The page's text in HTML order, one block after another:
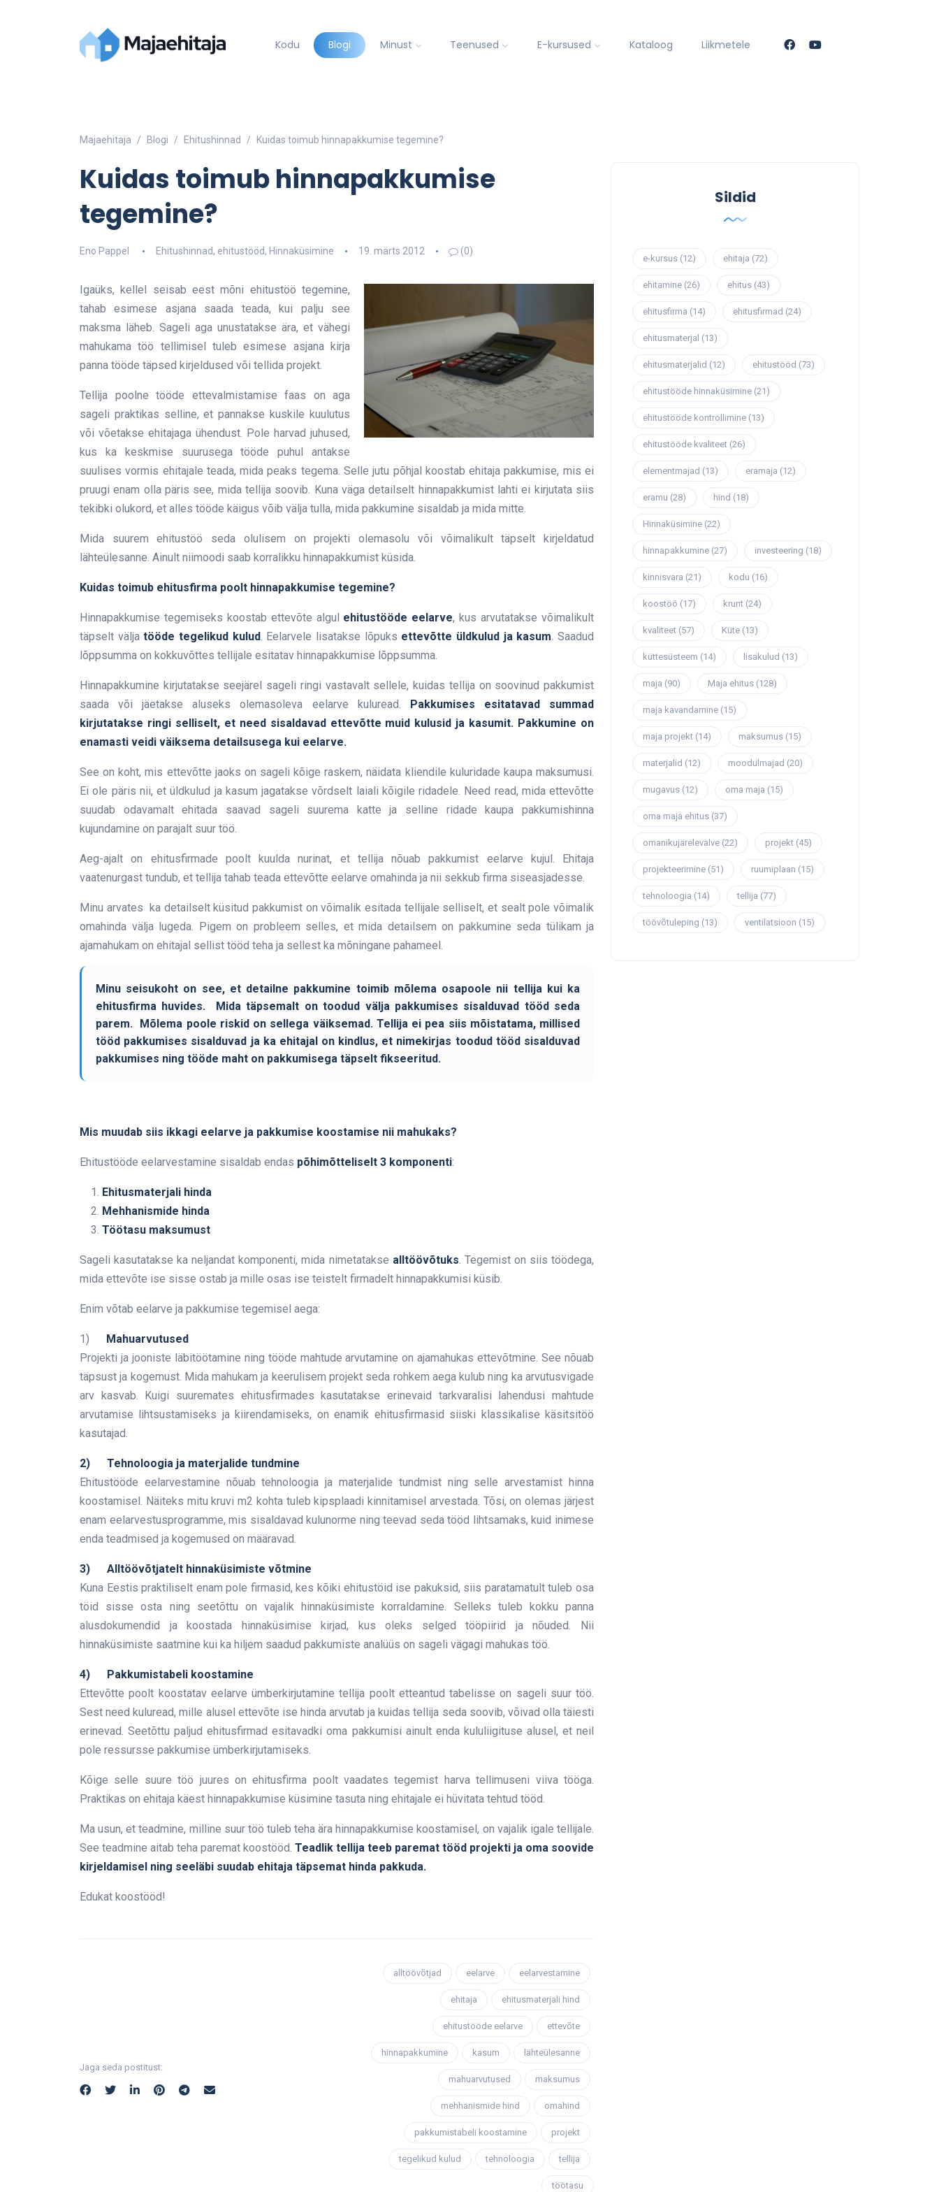
Kodu Blogi Minust Teenused E-kursused Kataloog Liikmetele
Majaehitaja Blogi Ehitushinnad Kuidas toimub hinnapakkumise tegemine?
Kuidas toimub hinnapakkumise
tegemine?
Eno Pappel Ehitushinnad, ehitustööd, Hinnaküsimine 19. märts 2012 (0)
Igaüks, kellel seisab eest mõni ehitustöö tegemine,
tahab esimese asjana saada teada, kui palju see
maksma läheb. Sageli aga unustatakse ära, et vähegi
mahukama töö tellimisel tuleb esimese asjana kirja
panna tööde täpsed kirjeldused või tellida projekt.
Tellija poolne tööde ettevalmistamise faas on aga
sageli praktikas selline, et pannakse kuskile kuulutus
või võetakse ehitajaga ühendust. Pole harvad juhused,
kus ka keskmise suurusega tööde puhul antakse
suulises vormis ehitajale teada, mida peaks tegema. Selle jutu põhjal koostab ehitaja pakkumise, mis ei
pruugi enam olla päris see, mida tellija soovib. Kuna väga detailselt hinnapakkumist lahti ei kirjutata siis
tekibki olukord, et alles tööde käigus võib välja tulla, mida pakkumine sisaldab ja mida mitte.
Mida suurem ehitustöö seda olulisem on projekti olemasolu või võimalikult täpselt kirjeldatud
lähteülesanne. Ainult niimoodi saab korralikku hinnapakkumist küsida.
Kuidas toimub ehitusfirma poolt hinnapakkumise tegemine?
Hinnapakkumise tegemiseks koostab ettevõte algul ehitustööde eelarve, kus arvutatakse võimalikult
täpselt väljatööde tegelikud kulud. Eelarvele lisatakse lõpuks ettevõtte üldkulud ja kasum. Saadud
lõppsumma on kokkuvõttes tellijale esitatav hinnapakkumise lõppsumma.
Hinnapakkumine kirjutatakse seejärel sageli ringi vastavalt sellele, kuidas tellija on soovinud pakkumist
saada või jäetakse aluseks olemasoleva eelarve kuluread.
Pakkumises esitatavad summad
kirjutatakse ringi selliselt, et need sisaldavad ettevõtte muid kulusid ja kasumit. Pakkumine on
enamasti veidi väiksema detailsusega kui eelarve.
See on koht, mis ettevõtte jaoks on sageli kõige raskem, näidata kliendile kuluridade kaupa maksumusi.
Ei ole päris nii, et üldkulud ja kasum jagatakse võrdselt laiali kõigile ridadele. Need read, mida ettevõtte
suudab odavamalt ehitada saavad sageli suurema katte ja selline ridade kaupa pakkumishinna
kujundamine on parajalt suur töö.
Aeg-ajalt on ehitusfirmade poolt kuulda nurinat, et tellija nõuab pakkumist eelarve kujul. Ehitaja
vaatenurgast tundub, et tellija tahab teada ettevõtte eelarve omahinda ja nii sekkub firma siseasjadesse.
Minu arvates ka detailselt küsitud pakkumist on võimalik esitada tellijale selliselt, et sealt pole võimalik
omahinda välja lugeda. Pigem on probleem selles, et mida detailsem on pakkumine seda tülikam ja
ajamahukam on ehitajal sellist tööd teha ja sellest ka mõningane pahameel.
Minu seisukoht on see, et detailne pakkumine toimib mõlema osapoole nii tellija kui ka
ehitusfirma huvides. Mida täpsemalt on toodud välja pakkumises sisalduvad tööd seda
parem. Mõlema poole riskid on sellega väiksemad. Tellija ei pea siis mõistatama, millised
tööd pakkumises sisalduvad ja ka ehitajal on kindlus, et nimekirjas toodud tööd sisalduvad
pakkumises ning tööde maht on pakkumisega täpselt fikseeritud.
Mis muudab siis ikkagi eelarve ja pakkumise koostamise nii mahukaks?
Ehitustööde eelarvestamine sisaldab endas põhimõtteliselt 3 komponenti:
Ehitusmaterjali hinda
Mehhanismide hinda
Töötasu maksumust
Sageli kasutatakse ka neljandat komponenti, mida nimetatakse alltöövõtuks. Tegemist on siis töödega,
mida ettevõte ise sisse ostab ja mille osas ise teistelt firmadelt hinnapakkumisi küsib.
Enim võtab eelarve ja pakkumise tegemisel aega:
1)
Mahuarvutused
Projekti ja jooniste läbitöötamine ning tööde mahtude arvutamine on ajamahukas ettevõtmine. See nõuab
täpsust ja kogemust. Mida mahukam ja keerulisem projekt seda rohkem aega kulub ning ka arvutusvigade
arv kasvab. Kuigi suuremates ehitusfirmades kasutatakse erinevaid tarkvaralisi lahendusi mahtude
arvutamise lihtsustamiseks ja kiirendamiseks, on enamik ehitusfirmasid siiski klassikalise käsitsitöö
kasutajad.
2) Tehnoloogia ja materjalide tundmine
Ehitustööde eelarvestamine nõuab tehnoloogia ja materjalide tundmist ning selle arvestamist hinna
koostamisel. Näiteks mitu kruvi m2 kohta tuleb kipsplaadi kinnitamisel arvestada. Tõsi, on olemas järjest
enam eelarvestusprogramme, mis sisaldavad kulunorme ning teevad seda tööd lihtsamaks, kuid inimese
enda teadmised ja kogemused on määravad.
3) Alltöövõtjatelt hinnaküsimiste võtmine
Kuna Eestis praktiliselt enam pole firmasid, kes kõiki ehitustöid ise pakuksid, siis paratamatult tuleb osa
töid sisse osta ning seetõttu on vajalik hinnaküsimiste korraldamine. Selleks tuleb kokku panna
alusdokumendid ja koostada hinnaküsimise kirjad, kus oleks selged tööpiirid ja nõuded. Nii
hinnaküsimiste saatmine kui ka hiljem saadud pakkumiste analüüs on sageli vägagi mahukas töö.
4)
Pakkumistabeli koostamine
Ettevõtte poolt koostatav eelarve ümberkirjutamine tellija poolt etteantud tabelisse on sageli suur töö.
Sest need kuluread, mille alusel ettevõte ise hinda arvutab ja kuidas tellija seda soovib, võivad olla täiesti
erinevad. Seetõttu paljud ehitusfirmad esitavadki oma pakkumisi ainult enda kululiigituse alusel, et neil
pole ressursse pakkumise ümberkirjutamiseks.
Kõige selle suure töö juures on ehitusfirma poolt vaadates tegemist harva tellimuseni viiva tööga.
Praktikas on ehitaja käest hinnapakkumise küsimine tasuta ning ehitajale ei hüvitata tehtud tööd.
Ma usun, et teadmine, milline suur töö tuleb teha ära hinnapakkumise koostamisel, on vajalik igale tellijale.
See teadmine aitab teha paremat koostööd. Teadlik tellija teeb paremat tööd projekti ja oma soovide
kirjeldamisel ning seeläbi suudab ehitaja täpsemat hinda pakkuda.
Edukat koostööd!
Jaga seda postitust:
alltöövõtjad eelarve eelarvestamine
ehitaja ehitusmaterjali hind
ehitustööde eelarve ettevõte
hinnapakkumine kasum lähteülesanne
mahuarvutused maksumus
mehhanismide hind omahind
pakkumistabeli koostamine projekt
tegelikud kulud tehnoloogia tellija
töötasu
Sildid
e-kursus (12) ehitaja (72)
ehitamine (26) ehitus (43)
ehitusfirma (14) ehitusfirmad (24)
ehitusmaterjal (13)
ehitusmaterjalid (12) ehitustööd (73)
ehitustööde hinnaküsimine (21)
ehitustööde kontrollimine (13)
ehitustööde kvaliteet (26)
elementmajad (13) eramaja (12)
eramu (28) hind (18)
Hinnaküsimine (22)
hinnapakkumine (27) investeering (18)
kinnisvara (21) kodu (16)
koostöö (17) krunt (24)
kvaliteet (57) Küte (13)
küttesüsteem (14) lisakulud (13)
maja (90) Maja ehitus (128)
maja kavandamine (15)
maja projekt (14) maksumus (15)
materjalid (12) moodulmajad (20)
mugavus (12) oma maja (15)
oma maja ehitus (37)
omanikujärelevalve (22) projekt (45)
projekteerimine (51) ruumiplaan (15)
tehnoloogia (14) tellija (77)
töövõtuleping (13) ventilatsioon (15)